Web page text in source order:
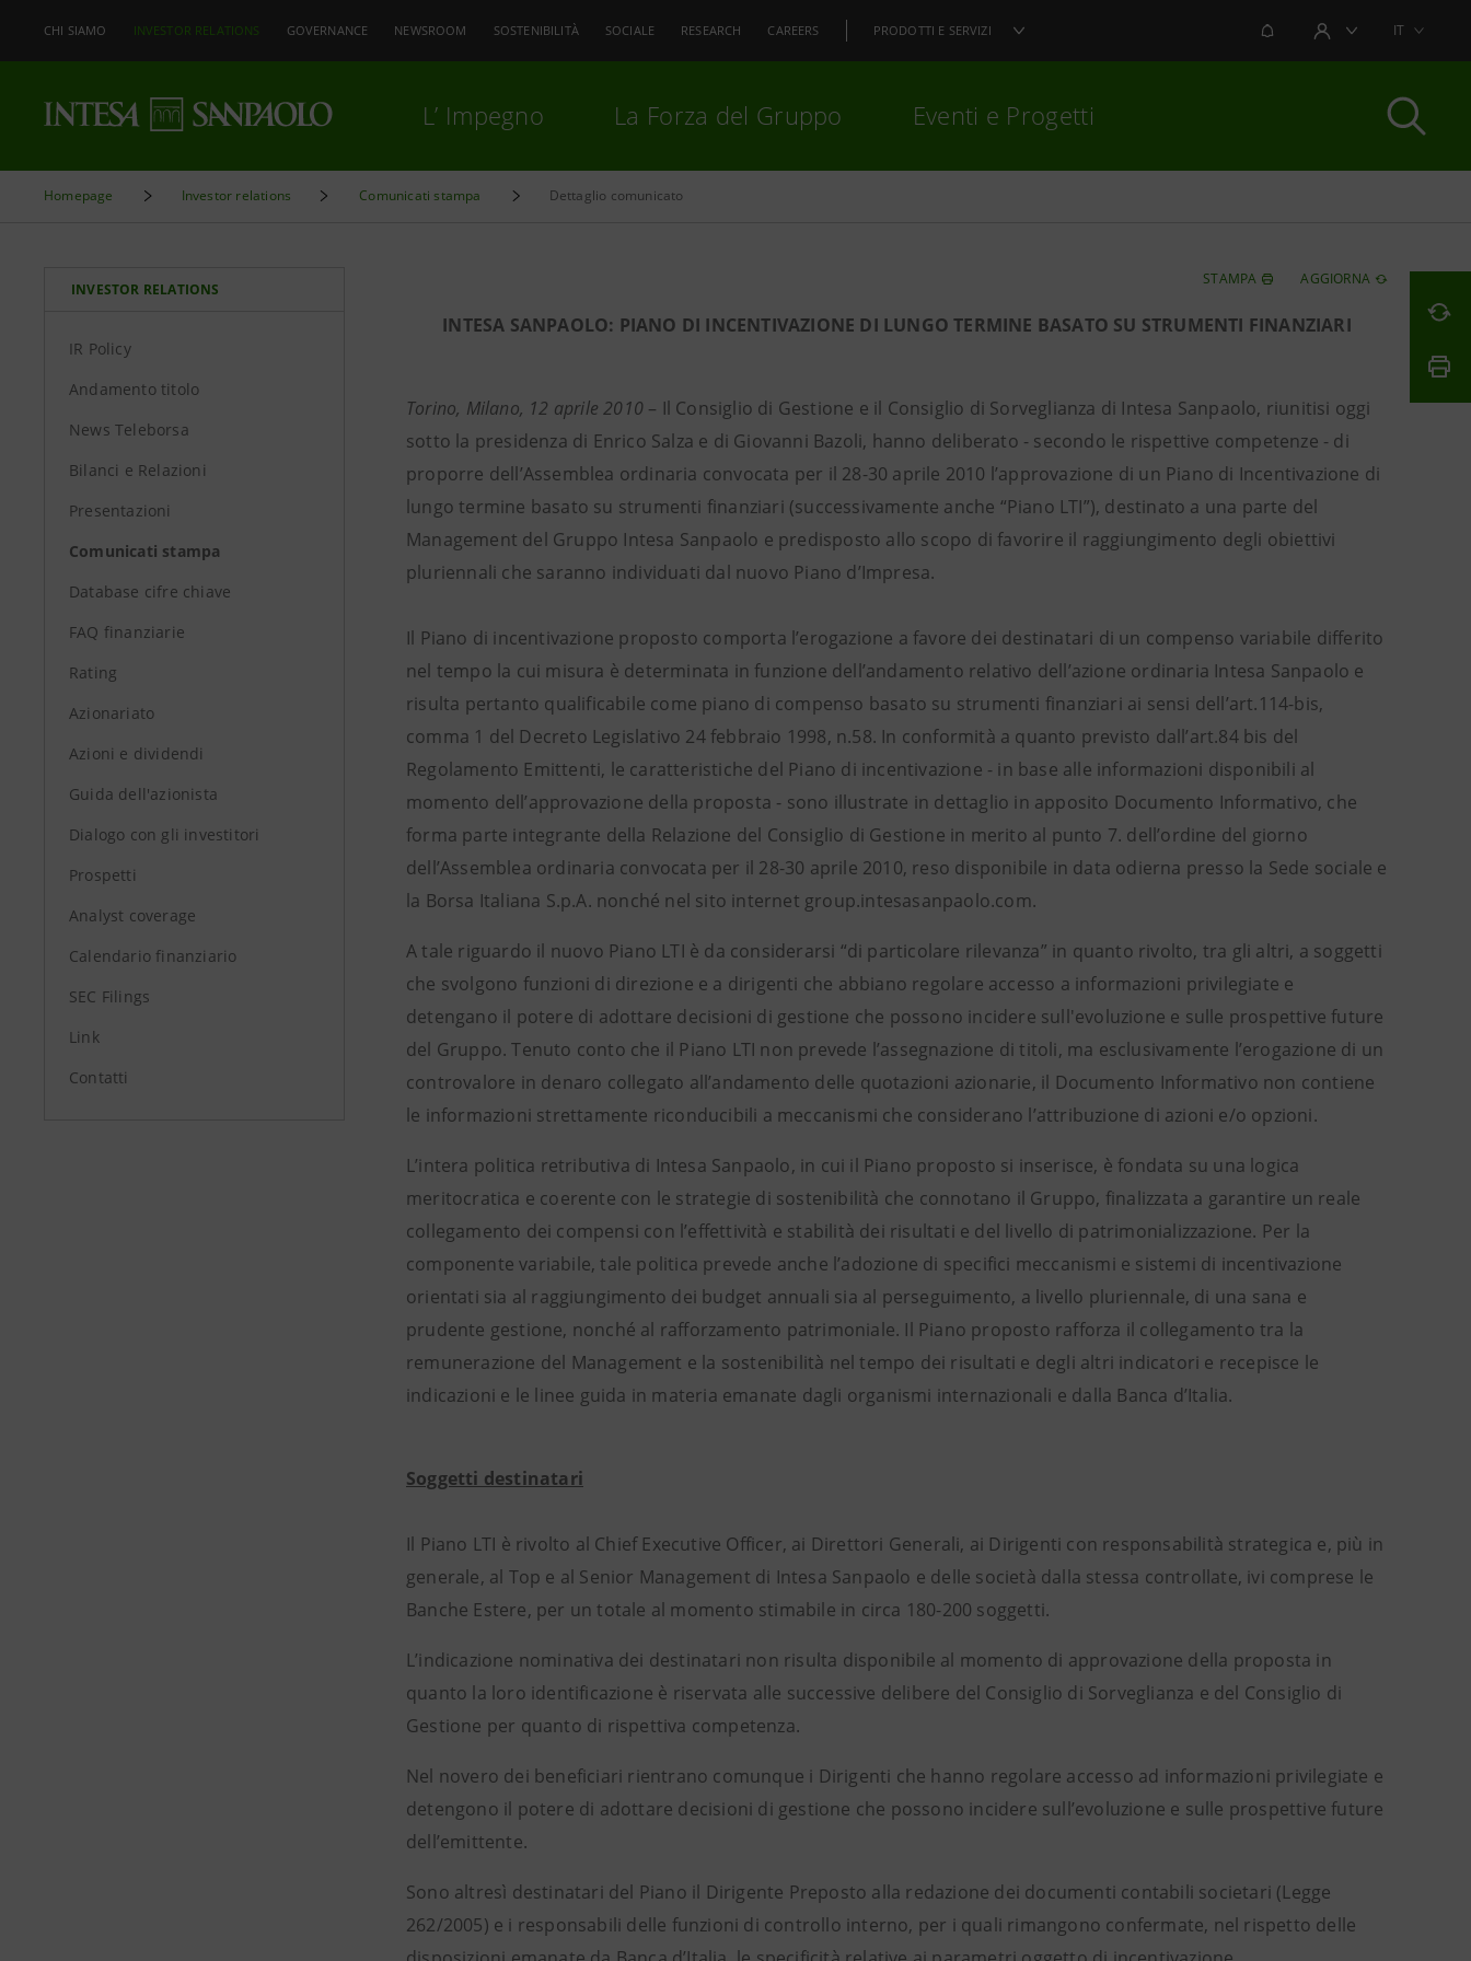
CHI SIAMO INVESTOR RELATIONS GOVERNANCE NEWSROOM SOSTENIBILITÀ SOCIALE RESEARCH CAREERS PRODOTTI E SERVIZI NOTIFICHEAREA UTENTEIT
L’ Impegno La Forza del Gruppo Eventi e Progetti
Homepage Investor relations Comunicati stampa Dettaglio comunicato
INVESTOR RELATIONS
IR Policy
Andamento titolo
News Teleborsa
Bilanci e Relazioni
Presentazioni
Comunicati stampa
Database cifre chiave
FAQ finanziarie
Rating
Azionariato
Azioni e dividendi
Guida dell'azionista
Dialogo con gli investitori
Prospetti
Analyst coverage
Calendario finanziario
SEC Filings
Link
Contatti
STAMPA AGGIORNA
INTESA SANPAOLO: PIANO DI INCENTIVAZIONE DI LUNGO TERMINE BASATO SU STRUMENTI FINANZIARI
Torino, Milano, 12 aprile 2010 – Il Consiglio di Gestione e il Consiglio di Sorveglianza di Intesa Sanpaolo, riunitisi oggi
sotto la presidenza di Enrico Salza e di Giovanni Bazoli, hanno deliberato - secondo le rispettive competenze - di
proporre dell’Assemblea ordinaria convocata per il 28-30 aprile 2010 l’approvazione di un Piano di Incentivazione di
lungo termine basato su strumenti finanziari (successivamente anche “Piano LTI”), destinato a una parte del
Management del Gruppo Intesa Sanpaolo e predisposto allo scopo di favorire il raggiungimento degli obiettivi
pluriennali che saranno individuati dal nuovo Piano d’Impresa.
Il Piano di incentivazione proposto comporta l’erogazione a favore dei destinatari di un compenso variabile differito
nel tempo la cui misura è determinata in funzione dell’andamento relativo dell’azione ordinaria Intesa Sanpaolo e
risulta pertanto qualificabile come piano di compenso basato su strumenti finanziari ai sensi dell’art.114-bis,
comma 1 del Decreto Legislativo 24 febbraio 1998, n.58. In conformità a quanto previsto dall’art.84 bis del
Regolamento Emittenti, le caratteristiche del Piano di incentivazione - in base alle informazioni disponibili al
momento dell’approvazione della proposta - sono illustrate in dettaglio in apposito Documento Informativo, che
forma parte integrante della Relazione del Consiglio di Gestione in merito al punto 7. dell’ordine del giorno
dell’Assemblea ordinaria convocata per il 28-30 aprile 2010, reso disponibile in data odierna presso la Sede sociale e
la Borsa Italiana S.p.A. nonché nel sito internet group.intesasanpaolo.com.
A tale riguardo il nuovo Piano LTI è da considerarsi “di particolare rilevanza” in quanto rivolto, tra gli altri, a soggetti
che svolgono funzioni di direzione e a dirigenti che abbiano regolare accesso a informazioni privilegiate e
detengano il potere di adottare decisioni di gestione che possono incidere sull'evoluzione e sulle prospettive future
del Gruppo. Tenuto conto che il Piano LTI non prevede l’assegnazione di titoli, ma esclusivamente l’erogazione di un
controvalore in denaro collegato all’andamento delle quotazioni azionarie, il Documento Informativo non contiene
le informazioni strettamente riconducibili a meccanismi che considerano l’attribuzione di azioni e/o opzioni.
L’intera politica retributiva di Intesa Sanpaolo, in cui il Piano proposto si inserisce, è fondata su una logica
meritocratica e coerente con le strategie di sostenibilità che connotano il Gruppo, finalizzata a garantire un reale
collegamento dei compensi con l’effettività e stabilità dei risultati e del livello di patrimonializzazione. Per la
componente variabile, tale politica prevede anche l’adozione di specifici meccanismi e sistemi di incentivazione
orientati sia al raggiungimento dei budget annuali sia al perseguimento, a livello pluriennale, di una sana e
prudente gestione, nonché al rafforzamento patrimoniale. Il Piano proposto rafforza il collegamento tra la
remunerazione del Management e la sostenibilità nel tempo dei risultati e degli altri indicatori e recepisce le
indicazioni e le linee guida in materia emanate dagli organismi internazionali e dalla Banca d’Italia.
Soggetti destinatari
Il Piano LTI è rivolto al Chief Executive Officer, ai Direttori Generali, ai Dirigenti con responsabilità strategica e, più in
generale, al Top e al Senior Management di Intesa Sanpaolo e delle società dalla stessa controllate, ivi comprese le
Banche Estere, per un totale al momento stimabile in circa 180-200 soggetti.
L’indicazione nominativa dei destinatari non risulta disponibile al momento di approvazione della proposta in
quanto la loro identificazione è riservata alle successive delibere del Consiglio di Sorveglianza e del Consiglio di
Gestione per quanto di rispettiva competenza.
Nel novero dei beneficiari rientrano comunque i Dirigenti che hanno regolare accesso ad informazioni privilegiate e
detengono il potere di adottare decisioni di gestione che possono incidere sull’evoluzione e sulle prospettive future
dell’emittente.
Sono altresì destinatari del Piano il Dirigente Preposto alla redazione dei documenti contabili societari (Legge
262/2005) e i responsabili delle funzioni di controllo interno, per i quali rimangono confermate, nel rispetto delle